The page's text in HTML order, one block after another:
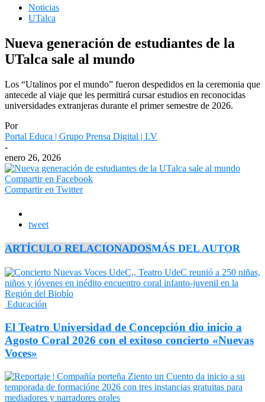
Noticias
UTalca
Nueva generación de estudiantes de la
UTalca sale al mundo
Los “Utalinos por el mundo” fueron despedidos en la ceremonia que
antecede al viaje que les permitirá cursar estudios en reconocidas
universidades extranjeras durante el primer semestre de 2026.
Por
Portal Educa | Grupo Prensa Digital | I.V
-
enero 26, 2026
Compartir en Facebook
Compartir en Twitter
tweet
ARTÍCULO RELACIONADOSMÁS DEL AUTOR
Educación
El Teatro Universidad de Concepción dio inicio a
Agosto Coral 2026 con el exitoso concierto «Nuevas
Voces»